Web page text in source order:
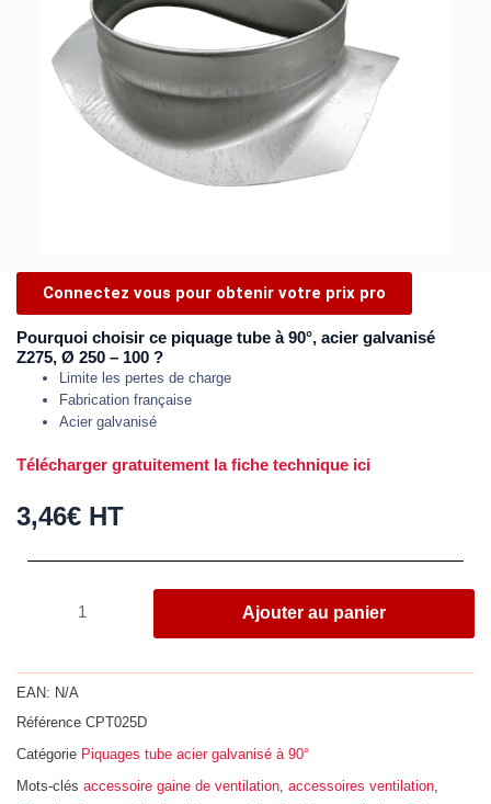
Connectez vous pour obtenir votre prix pro
Pourquoi choisir ce piquage tube à 90°, acier galvanisé
Z275, Ø 250 – 100 ?
Limite les pertes de charge
Fabrication française
Acier galvanisé
Télécharger gratuitement la fiche technique ici
3,46€ HT
tube
90°,
acier
galvanisé
Ajouter au panier
EAN: N/A
Référence CPT025D
Catégorie Piquages tube acier galvanisé à 90°
Mots-clés accessoire gaine de ventilation accessoires ventilation